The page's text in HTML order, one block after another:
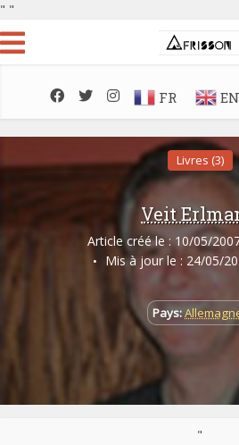
" "
FR EN
Livres (3)
Veit
Article créé le : 10/05/
Mis à jour le : 24/05/
Pays:
"